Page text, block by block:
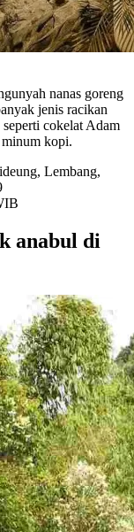
nanas goreng
jenis racikan
cokelat Adam
kopi.
Lembang,
anabul di